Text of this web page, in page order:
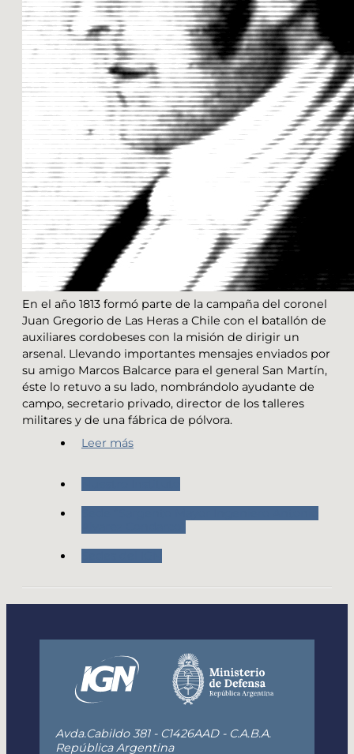
En el año 1813 formó parte de la campaña del coronel
Juan Gregorio de Las Heras a Chile con el batallón de
auxiliares cordobeses con la misión de dirigir un
arsenal. Llevando importantes mensajes enviados por
su amigo Marcos Balcarce para el general San Martín,
éste lo retuvo a su lado, nombrándolo ayudante de
campo, secretario privado, director de los talleres
militares y de una fábrica de pólvora.
Leer más
Avda.Cabildo 381 - C1426AAD - C.A.B.A.
República Argentina